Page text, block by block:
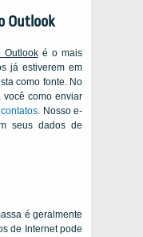
Outlook
Outlooké o mais
já estiverem em
como fonte. No
você como enviar
. Nosso e-
seus dados de
é geralmente
de Internet pode